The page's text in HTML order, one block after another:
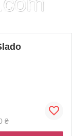
₴